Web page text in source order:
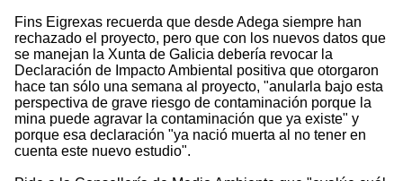
Fins Eigrexas recuerda que desde Adega siempre han
rechazado el proyecto, pero que con los nuevos datos que
se manejan la Xunta de Galicia debería revocar la
Declaración de Impacto Ambiental positiva que otorgaron
hace tan sólo una semana al proyecto, "anularla bajo esta
perspectiva de grave riesgo de contaminación porque la
mina puede agravar la contaminación que ya existe" y
porque esa declaración "ya nació muerta al no tener en
cuenta este nuevo estudio".